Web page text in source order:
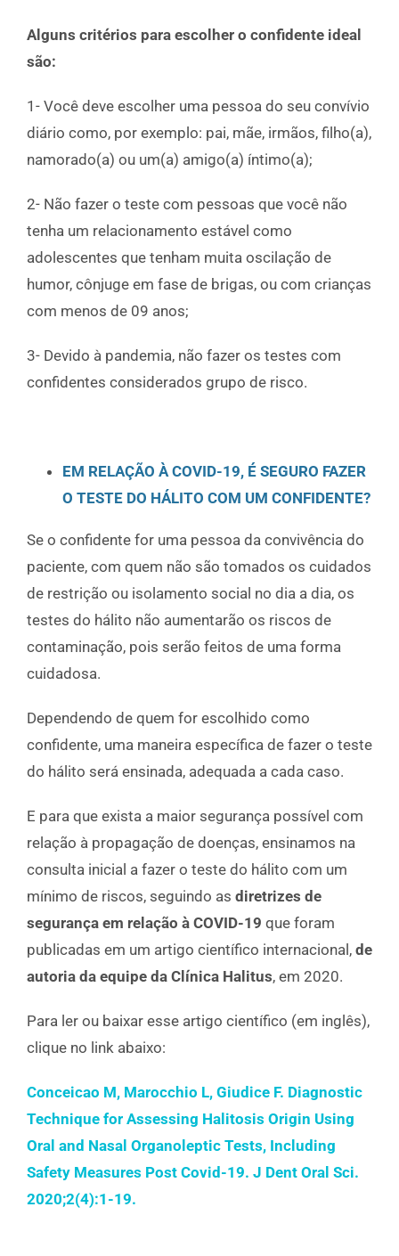
Alguns critérios para escolher o confidente ideal
são:
1- Você deve escolher uma pessoa do seu convívio
diário como, por exemplo: pai, mãe, irmãos, filho(a),
namorado(a) ou um(a) amigo(a) íntimo(a);
2- Não fazer o teste com pessoas que você não
tenha um relacionamento estável como
adolescentes que tenham muita oscilação de
humor, cônjuge em fase de brigas, ou com crianças
com menos de 09 anos;
3- Devido à pandemia, não fazer os testes com
confidentes considerados grupo de risco.
EM RELAÇÃO À COVID-19, É SEGURO FAZER
O TESTE DO HÁLITO COM UM CONFIDENTE?
Se o confidente for uma pessoa da convivência do
paciente, com quem não são tomados os cuidados
de restrição ou isolamento social no dia a dia, os
testes do hálito não aumentarão os riscos de
contaminação, pois serão feitos de uma forma
cuidadosa.
Dependendo de quem for escolhido como
confidente, uma maneira específica de fazer o teste
do hálito será ensinada, adequada a cada caso.
E para que exista a maior segurança possível com
relação à propagação de doenças, ensinamos na
consulta inicial a fazer o teste do hálito com um
mínimo de riscos, seguindo as diretrizes de
segurança em relação à COVID-19 que foram
publicadas em um artigo científico internacional, de
autoria da equipe da Clínica Halitus, em 2020.
Para ler ou baixar esse artigo científico (em inglês),
clique no link abaixo:
Conceicao M, Marocchio L, Giudice F. Diagnostic
Technique for Assessing Halitosis Origin Using
Oral and Nasal Organoleptic Tests, Including
Safety Measures Post Covid-19. J Dent Oral Sci.
2020;2(4):1-19.